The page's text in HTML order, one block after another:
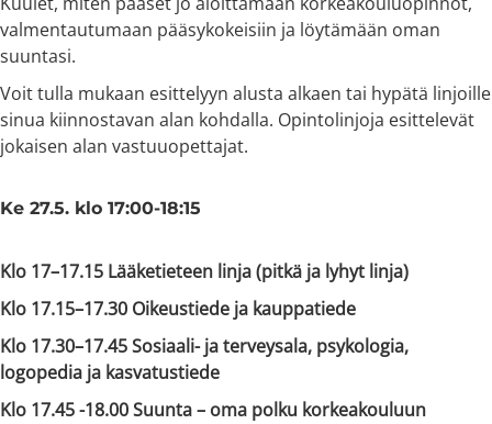
valmentautumaan pääsykokeisiin ja löytämään oman
suuntasi.
Voit tulla mukaan esittelyyn alusta alkaen tai hypätä linjoille
sinua kiinnostavan alan kohdalla. Opintolinjoja esittelevät
jokaisen alan vastuuopettajat.
Ke 27.5. klo 17:00-18:15
Klo 17–17.15 Lääketieteen linja (pitkä ja lyhyt linja)
Klo 17.15–17.30 Oikeustiede ja kauppatiede
Klo 17.30–17.45 Sosiaali- ja terveysala, psykologia,
logopedia ja kasvatustiede
Klo 17.45 -18.00 Suunta – oma polku korkeakouluun